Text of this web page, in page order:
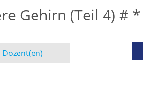
Gehirn (Teil 4) # *
Dozent(en)